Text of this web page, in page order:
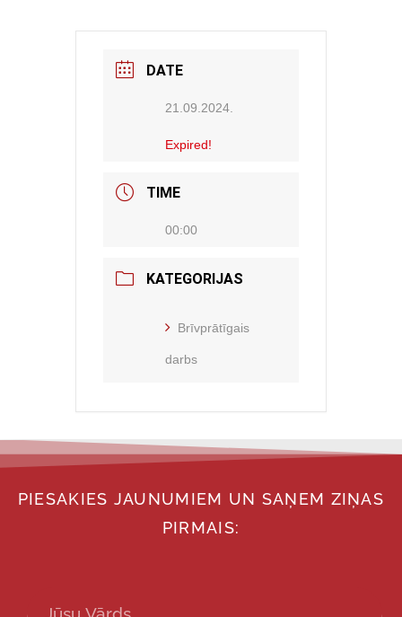
DATE
21.09.2024.
Expired!
TIME
00:00
KATEGORIJAS
Brīvprātīgais
darbs
PIESAKIES JAUNUMIEM UN SAŅEM ZIŅAS
PIRMAIS: